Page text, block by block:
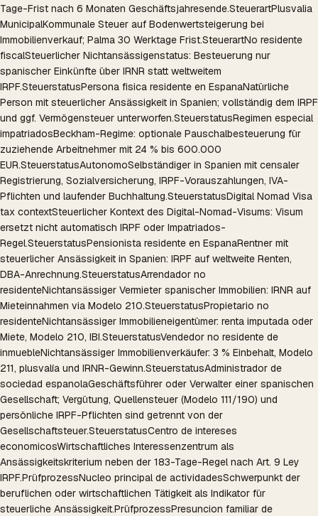
Tage-Frist nach 6 Monaten Geschäftsjahresende.SteuerartPlusvalia
MunicipalKommunale Steuer auf Bodenwertsteigerung bei
Immobilienverkauf; Palma 30 Werktage Frist.SteuerartNo residente
fiscalSteuerlicher Nichtansässigenstatus: Besteuerung nur
spanischer Einkünfte über IRNR statt weltweitem
IRPF.SteuerstatusPersona fisica residente en EspanaNatürliche
Person mit steuerlicher Ansässigkeit in Spanien; vollständig dem IRPF
und ggf. Vermögensteuer unterworfen.SteuerstatusRegimen especial
impatriadosBeckham-Regime: optionale Pauschalbesteuerung für
zuziehende Arbeitnehmer mit 24 % bis 600.000
EUR.SteuerstatusAutonomoSelbständiger in Spanien mit censaler
Registrierung, Sozialversicherung, IRPF-Vorauszahlungen, IVA-
Pflichten und laufender Buchhaltung.SteuerstatusDigital Nomad Visa
tax contextSteuerlicher Kontext des Digital-Nomad-Visums: Visum
ersetzt nicht automatisch IRPF oder Impatriados-
Regel.SteuerstatusPensionista residente en EspanaRentner mit
steuerlicher Ansässigkeit in Spanien: IRPF auf weltweite Renten,
DBA-Anrechnung.SteuerstatusArrendador no
residenteNichtansässiger Vermieter spanischer Immobilien: IRNR auf
Mieteinnahmen via Modelo 210.SteuerstatusPropietario no
residenteNichtansässiger Immobilieneigentümer: renta imputada oder
Miete, Modelo 210, IBI.SteuerstatusVendedor no residente de
inmuebleNichtansässiger Immobilienverkäufer: 3 % Einbehalt, Modelo
211, plusvalía und IRNR-Gewinn.SteuerstatusAdministrador de
sociedad espanolaGeschäftsführer oder Verwalter einer spanischen
Gesellschaft; Vergütung, Quellensteuer (Modelo 111/190) und
persönliche IRPF-Pflichten sind getrennt von der
Gesellschaftsteuer.SteuerstatusCentro de intereses
economicosWirtschaftliches Interessenzentrum als
Ansässigkeitskriterium neben der 183-Tage-Regel nach Art. 9 Ley
IRPF.PrüfprozessNucleo principal de actividadesSchwerpunkt der
beruflichen oder wirtschaftlichen Tätigkeit als Indikator für
steuerliche Ansässigkeit.PrüfprozessPresuncion familiar de